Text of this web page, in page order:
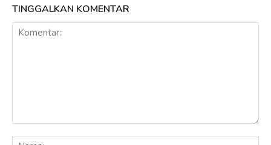
TINGGALKAN KOMENTAR